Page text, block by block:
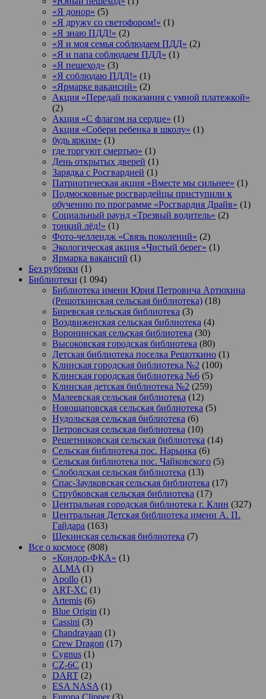
«Я донор» (5)
«Я дружу со светофором!» (1)
«Я знаю ПДД!» (2)
«Я и моя семья соблюдаем ПДД» (2)
«Я и папа соблюдаем ПДД» (1)
«Я пешеход» (3)
«Я соблюдаю ПДД!» (1)
«Ярмарке вакансий» (2)
Акция «Передай показания с умной платежкой»
(2)
Акция «С флагом на сердце» (1)
Акция «Собери ребенка в школу» (1)
будь ярким» (1)
где торгуют смертью» (1)
День открытых дверей (1)
Зарядка с Росгвардией (1)
Патриотическая акция «Вместе мы сильнее» (1)
Подмосковные росгвардейцы приступили к
обучению по программе «Росгвардия Драйв» (1)
Социальный раунд «Трезвый водитель» (2)
тонкий лёд!» (1)
Фото-челлендж «Связь поколений» (2)
Экологическая акция «Чистый берег» (1)
Ярмарка вакансий (1)
Без рубрики (1)
Библиотеки (1 094)
Библиотека имени Юрия Петровича Артюхина
(Решоткинская сельская библиотека) (18)
Биревская сельская библиотека (3)
Воздвиженская сельская библиотека (4)
Воронинская сельская библиотека (30)
Высоковская городская библиотека (80)
Детская библиотека поселка Решоткино (1)
Клинская городская библиотека №2 (100)
Клинская городская библиотека №6 (5)
Клинская детская библиотека №2 (259)
Малеевская сельская библиотека (12)
Новощаповская сельская библиотека (5)
Нудольская сельская библиотека (6)
Петровская сельская библиотека (10)
Решетниковская сельская библиотека (14)
Сельская библиотека пос. Нарынка (6)
Сельская библиотека пос. Чайковского (5)
Слободская сельская библиотека (13)
Спас-Заулковская сельская библиотека (17)
Струбковская сельская библиотека (17)
Центральная городская библиотека г. Клин (327)
Центральная Детская библиотека имени А. П.
Гайдара (163)
Щекинская сельская библиотека (7)
Все о космосе (808)
«Кондор-ФКА» (1)
ALMA (1)
Apollo (1)
ART-XC (1)
Artemis (6)
Blue Origin (1)
Cassini (3)
Chandrayaan (1)
Crew Dragon (17)
Cygnus (1)
CZ-6C (1)
DART (2)
ESA NASA (1)
Europa Clipper(3)